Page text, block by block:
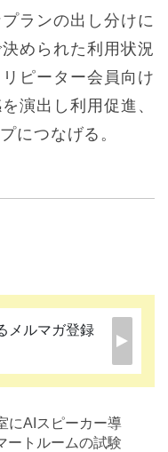
ランの出し分けに
められた利⽤状況
ピーター会員向け
演出し利用促進、
につなげる。
メルマガ登録
にAIスピーカー導
ートルームの試験